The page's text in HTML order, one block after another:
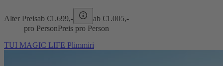
Alter Preisab €1.699,- ab €1.005,-
pro PersonPreis pro Person
TUI MAGIC LIFE Plimmiri